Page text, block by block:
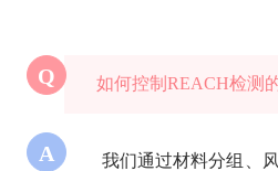
Q 如何控制REACH检测
A
我们通过材料分组、